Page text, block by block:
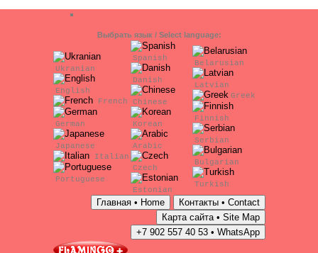
Выбрать язык / Select language:
Ukranian
English
French
German
Japanese
Italian
Portuguese
Spanish
Danish
Chinese
Korean
Arabic
Czech
Estonian
Belarusian
Latvian
Greek
Finnish
Serbian
Bulgarian
Turkish